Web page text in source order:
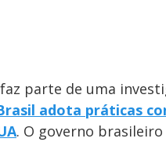
parte de uma
adota práticas
. O governo